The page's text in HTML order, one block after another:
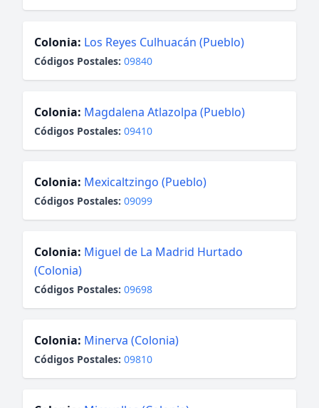
Colonia: Los Reyes Culhuacán (Pueblo)
Códigos Postales: 09840
Colonia: Magdalena Atlazolpa (Pueblo)
Códigos Postales: 09410
Colonia: Mexicaltzingo (Pueblo)
Códigos Postales: 09099
Colonia: Miguel de La Madrid Hurtado
(Colonia)
Códigos Postales: 09698
Colonia: Minerva (Colonia)
Códigos Postales: 09810